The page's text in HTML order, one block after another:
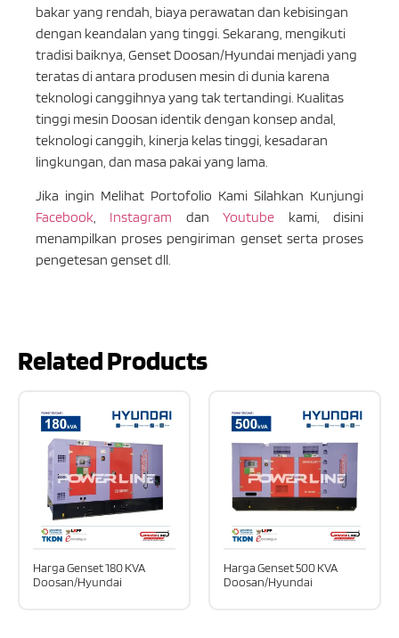
bakar yang rendah, biaya perawatan dan kebisingan
dengan keandalan yang tinggi. Sekarang, mengikuti
tradisi baiknya, Genset Doosan/Hyundai menjadi yang
teratas di antara produsen mesin di dunia karena
teknologi canggihnya yang tak tertandingi. Kualitas
tinggi mesin Doosan identik dengan konsep andal,
teknologi canggih, kinerja kelas tinggi, kesadaran
lingkungan, dan masa pakai yang lama.
Jika ingin Melihat Portofolio Kami Silahkan Kunjungi
Facebook, Instagram danYoutube kami, disini
menampilkan proses pengiriman genset serta proses
pengetesan genset dll.
Related Products
Harga Genset 180 KVA
Doosan/Hyundai
Harga Genset 500 KVA
Doosan/Hyundai